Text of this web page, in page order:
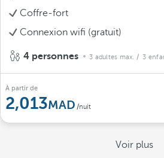
Coffre-fort
Connexion wifi (gratuit)
4 personnes 3 adultes max. / 3
À partir de
2,013 /nuit
Voir plus